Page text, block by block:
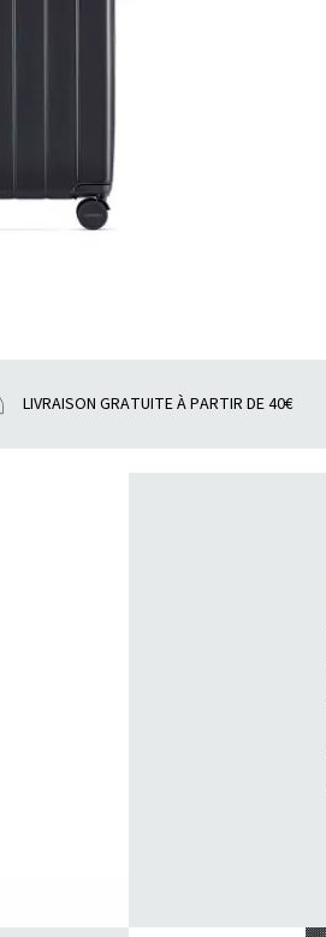
LIVRAISON GRATUITE À PARTIR DE 40€